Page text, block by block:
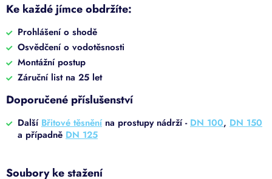
Ke každé jímce obdržíte:
Prohlášení o shodě
Osvědčení o vodotěsnosti
Montážní postup
Záruční list na 25 let
Doporučené příslušenství
Další Břitové těsněnína prostupy nádrží - DN 100, DN 150
a případně DN 125
Soubory ke stažení